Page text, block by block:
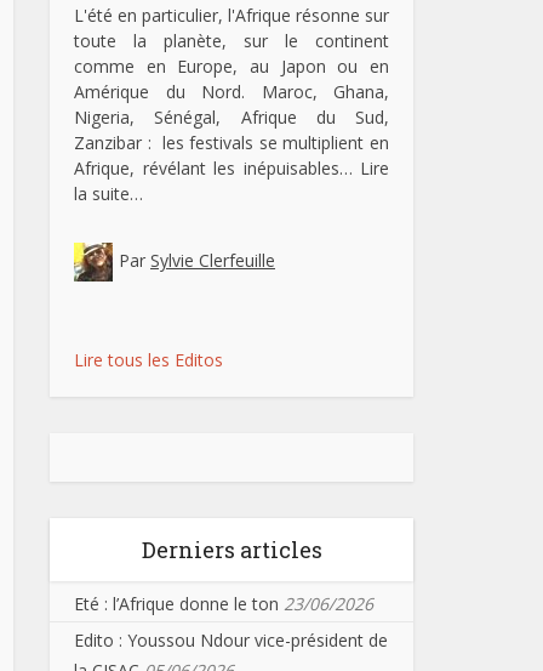
L'été en particulier, l'Afrique résonne sur
toute la planète, sur le continent
comme en Europe, au Japon ou en
Amérique du Nord. Maroc, Ghana,
Nigeria, Sénégal, Afrique du Sud,
Zanzibar : les festivals se multiplient en
Afrique, révélant les inépuisables… Lire
la suite…
Par Sylvie Clerfeuille
Lire tous les Editos
Derniers articles
Eté : l’Afrique donne le ton 23/06/2026
Edito : Youssou Ndour vice-président de